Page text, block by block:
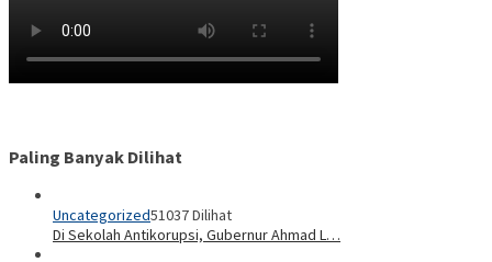
Paling Banyak Dilihat
Uncategorized51037 Dilihat
Di Sekolah Antikorupsi, Gubernur Ahmad L…